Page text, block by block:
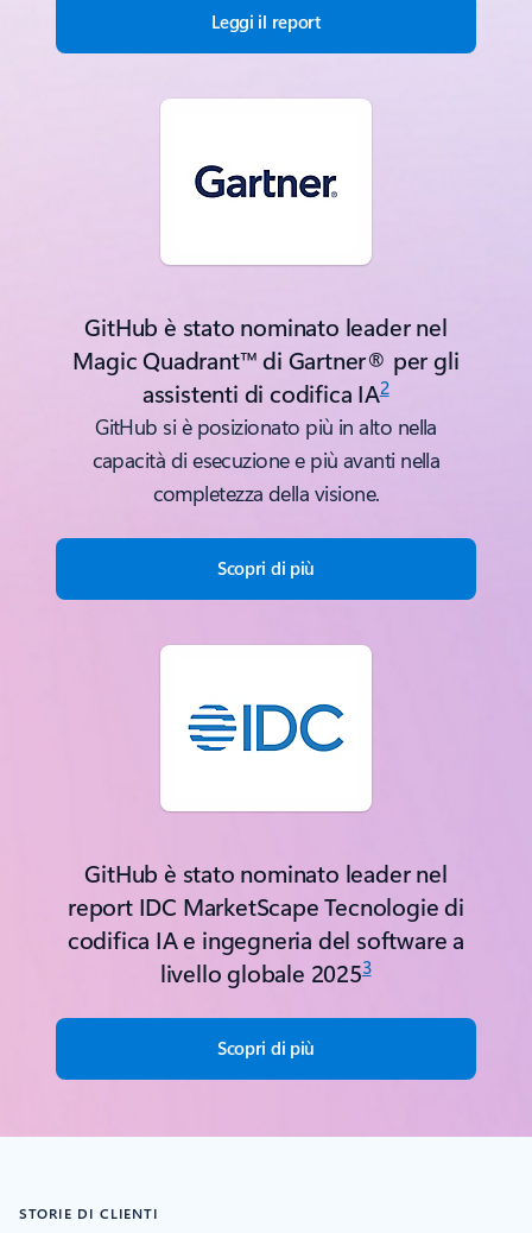
Leggi il report
GitHub è stato nominato leader nel
Magic Quadrant™ di Gartner® per gli
assistenti di codifica IA2
GitHub si è posizionato più in alto nella
capacità di esecuzione e più avanti nella
completezza della visione.
Scopri di più
GitHub è stato nominato leader nel
report IDC MarketScape Tecnologie di
codifica IA e ingegneria del software a
livello globale 20253
Scopri di più
STORIE DI CLIENTI